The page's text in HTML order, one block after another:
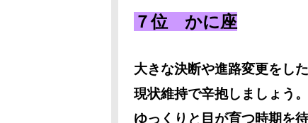
７位 かに座
大きな決断や進路変更をし
現状維持で辛抱しましょう。
ゆっくりと目が育つ時期を待